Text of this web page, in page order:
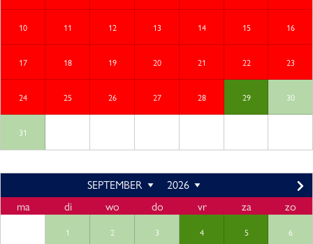
10 11 12 13 14 15 16
17 18 19 20 21 22 23
24 25 26 27 28 29 30
31
SEPTEMBER
2026
ma
di wo do vr za zo
1 2 3 4 5 6